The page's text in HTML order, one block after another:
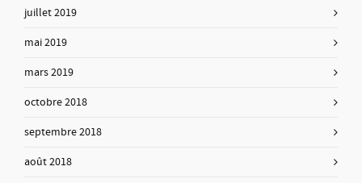
juillet 2019
mai 2019
mars 2019
octobre 2018
septembre 2018
août 2018